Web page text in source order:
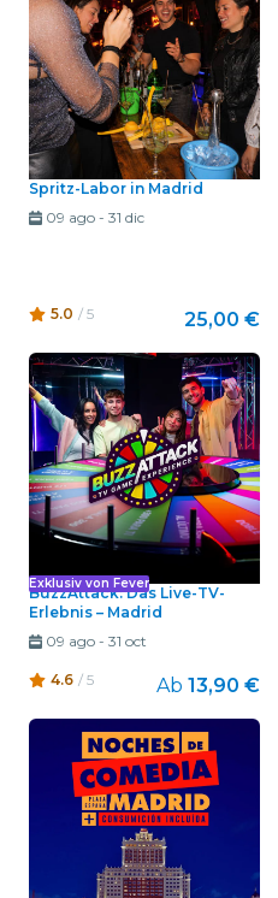
Spritz-Labor in Madrid
09 ago- 31 dic
5.0 / 5 25,00 €
Exklusiv von Fever
BuzzAttack: Das Live-TV-
Erlebnis – Madrid
09 ago- 31 oct
4.6 / 5 Ab 13,90 €